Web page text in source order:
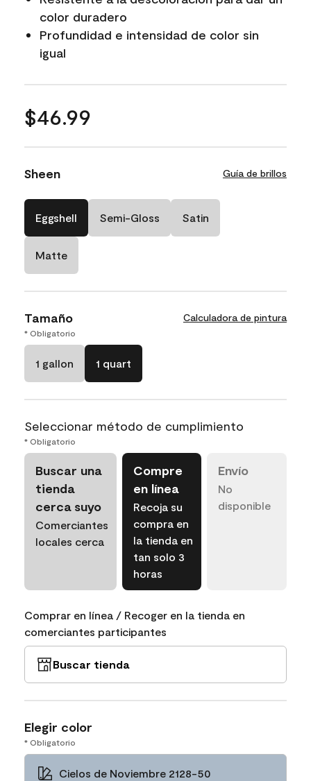
color duradero
Profundidad e intensidad de color sin
igual
$46.99
Sheen Guía de brillos
Eggshell Semi-Gloss Satin
Matte
Tamaño Calculadora de pintura
* Obligatorio
1 gallon 1 quart
Seleccionar método de cumplimiento
* Obligatorio
Buscar una
tienda
cerca suyo
Comerciantes
locales cerca
Compre
en línea
Recoja su
compra en
la tienda en
tan solo 3
horas
Envío
No
disponible
Comprar en línea / Recoger en la tienda en
comerciantes participantes
Buscar tienda
Elegir color
* Obligatorio
Cielos de Noviembre 2128-50